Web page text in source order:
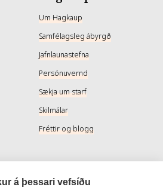
Um Hagkaup
Samfélagsleg ábyrgð
Jafnlaunastefna
Persónuvernd
Sækja um starf
Skilmálar
Fréttir og blogg
Samfélagsmiðlar
á þessari vefsíðu